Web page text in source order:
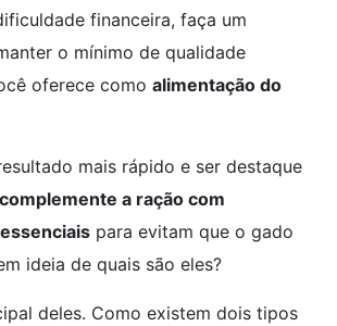
financeira, faça um
o mínimo de qualidade
oferece como alimentação do
mais rápido e ser destaque
complemente a ração com
para evitam que o gado
ideia de quais são eles?
deles. Como existem dois tipos